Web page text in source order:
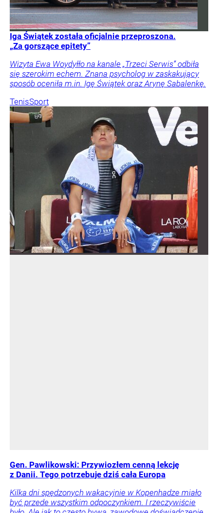
Iga Świątek została oficjalnie przeproszona.
„Za gorszące epitety”
Wizyta Ewa Woydyłło na kanale „Trzeci Serwis” odbiła
się szerokim echem. Znana psycholog w zaskakujący
sposób oceniła m.in. Igę Świątek oraz Arynę Sabalenkę.
TenisSport
Gen. Pawlikowski: Przywiozłem cenną lekcję
z Danii. Tego potrzebuje dziś cała Europa
Kilka dni spędzonych wakacyjnie w Kopenhadze miało
być przede wszystkim odpoczynkiem. I rzeczywiście